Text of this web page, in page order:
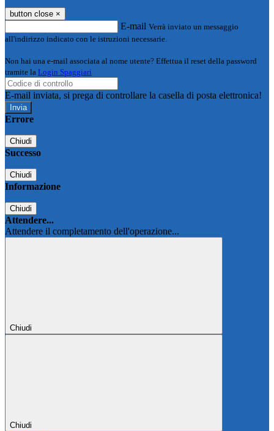
button close ×
E-mail Verrà inviato un messaggio
all'indirizzo indicato con le istruzioni necessarie.
Non hai una e-mail associata al nome utente? Effettua il reset della password
tramite la Login Spaggiari
E-mail inviata, si prega di controllare la casella di posta elettronica!
Errore
Chiudi
Successo
Chiudi
Informazione
Chiudi
Attendere...
Attendere il completamento dell'operazione...
Chiudi
Chiudi